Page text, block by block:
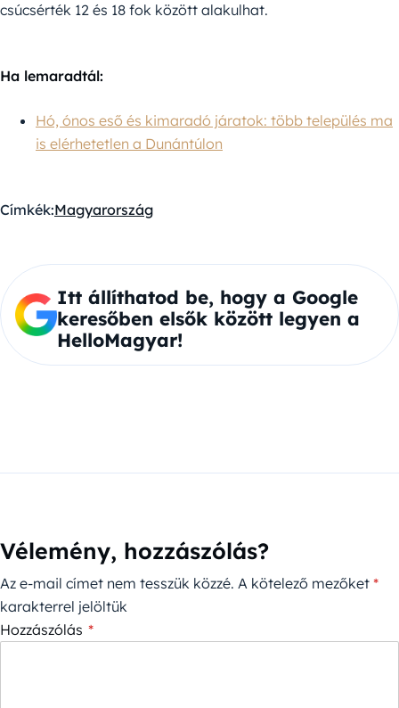
csúcsérték 12 és 18 fok között alakulhat.
Ha lemaradtál:
Hó, ónos eső és kimaradó járatok: több település ma
is elérhetetlen a Dunántúlon
Címkék:Magyarország
Itt állíthatod be, hogy a Google
keresőben elsők között legyen a
HelloMagyar!
Vélemény, hozzászólás?
Az e-mail címet nem tesszük közzé. A kötelező mezőket *
karakterrel jelöltük
Hozzászólás *